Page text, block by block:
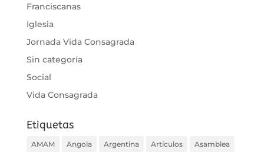
Franciscanas
Iglesia
Jornada Vida Consagrada
Sin categoría
Social
Vida Consagrada
Etiquetas
AMAM Angola Argentina Artículos Asamblea